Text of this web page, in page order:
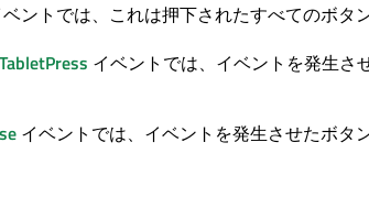
ントでは、これは押下されたすべてのボタ
TabletPress イベントでは、イベントを発生さ
イベントでは、イベントを発生させたボタ